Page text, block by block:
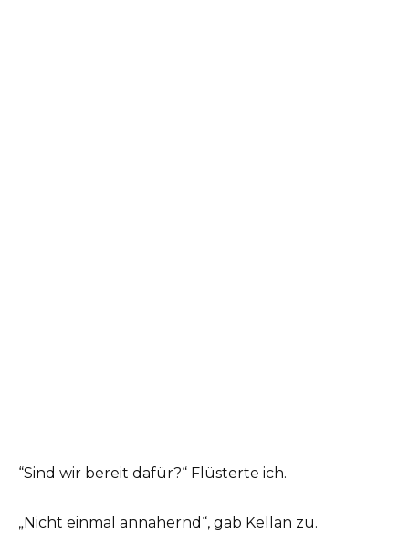
“Sind wir bereit dafür?“ Flüsterte ich.
„Nicht einmal annähernd“, gab Kellan zu.